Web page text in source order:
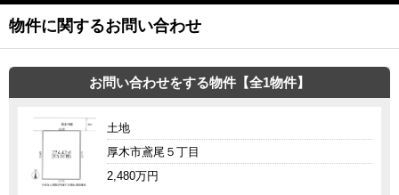
物件に関するお問い合わせ
お問い合わせをする物件【全1物件】
土地
厚木市鳶尾５丁目
2,480万円